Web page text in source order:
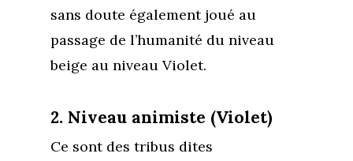
sans doute également joué au
passage de l’humanité du niveau
beige au niveau Violet.
2. Niveau animiste (Violet)
Ce sont des tribus dites